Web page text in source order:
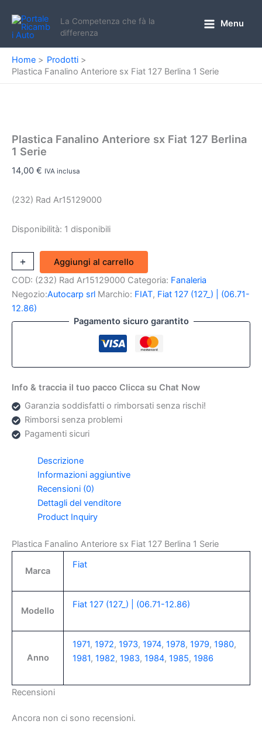
contenuto
La Competenza che fà la
differenza
Menu
Home
Prodotti
Plastica Fanalino Anteriore sx Fiat 127 Berlina 1 Serie
Plastica Fanalino Anteriore sx Fiat 127 Berlina
1 Serie
14,00 € IVA inclusa
(232) Rad Ar15129000
Disponibilità: 1 disponibili
-
Plastica
Fanalino
Anteriore
sx
Fiat
+
Aggiungi al carrello
COD: (232) Rad Ar15129000 Categoria: Fanaleria
Negozio:Autocarp srl Marchio: FIAT, Fiat 127 (127_) | (06.71-
12.86)
Pagamento sicuro garantito
Info & traccia il tuo pacco Clicca su Chat Now
Garanzia soddisfatti o rimborsati senza rischi!
Rimborsi senza problemi
Pagamenti sicuri
Descrizione
Informazioni aggiuntive
Recensioni (0)
Dettagli del venditore
Product Inquiry
Plastica Fanalino Anteriore sx Fiat 127 Berlina 1 Serie
Marca
Fiat
Modello
Fiat 127 (127_) | (06.71-12.86)
Anno
1971, 1972, 1973, 1974, 1978, 1979, 1980,
1981, 1982, 1983, 1984, 1985, 1986
Recensioni
Ancora non ci sono recensioni.